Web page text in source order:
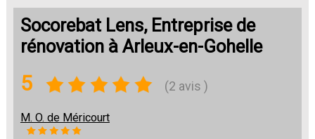
Socorebat Lens, Entreprise de
rénovation à Arleux-en-Gohelle
5 (2 avis )
M. O. de Méricourt